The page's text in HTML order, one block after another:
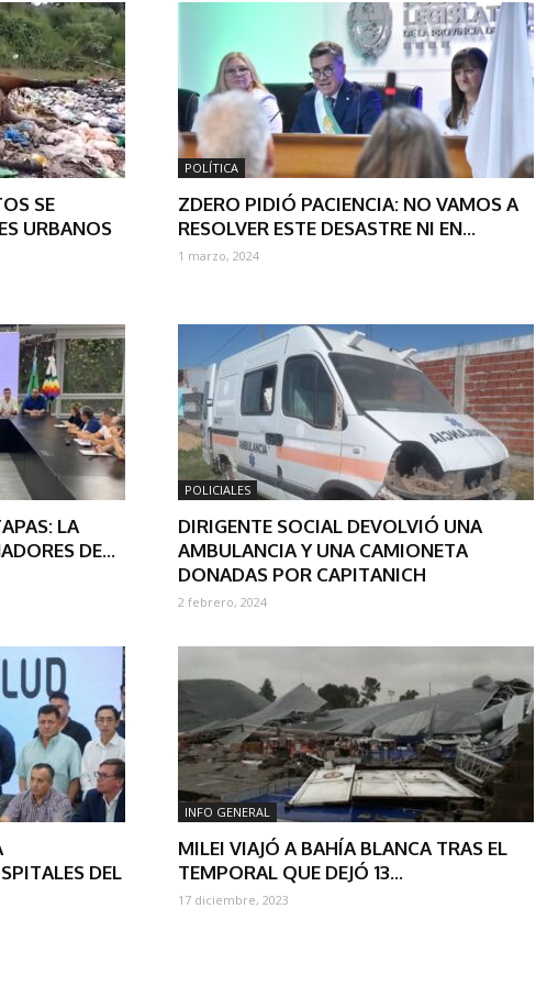
SE
URBANOS
POLÍTICA
ZDERO PIDIÓ PACIENCIA: NO VAMOS A
RESOLVER ESTE DESASTRE NI EN...
1 marzo, 2024
LA
DE...
POLICIALES
DIRIGENTE SOCIAL DEVOLVIÓ UNA
AMBULANCIA Y UNA CAMIONETA
DONADAS POR CAPITANICH
2 febrero, 2024
DEL
INFO GENERAL
MILEI VIAJÓ A BAHÍA BLANCA TRAS EL
TEMPORAL QUE DEJÓ 13...
17 diciembre, 2023